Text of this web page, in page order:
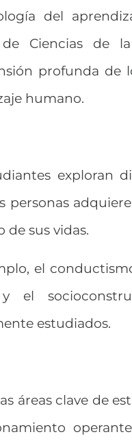
del
de Ciencias de
profunda de
humano.
exploran
personas
de sus vidas.
el
el
estudiados.
áreas clave de